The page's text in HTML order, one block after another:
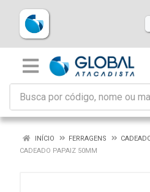
INÍCIO FERRAGENS
CADEADO PAPAIZ 50MM